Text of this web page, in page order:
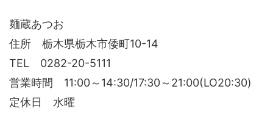
麺蔵あつお
住所 栃木県栃木市倭町10-14
TEL 0282-20-5111
営業時間 11:00～14:30/17:30～21:00(LO20:30)
定休日 水曜